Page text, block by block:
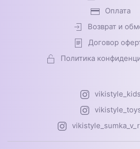
Оплата
Возврат и
Договор
Политика
vikistyle_kids